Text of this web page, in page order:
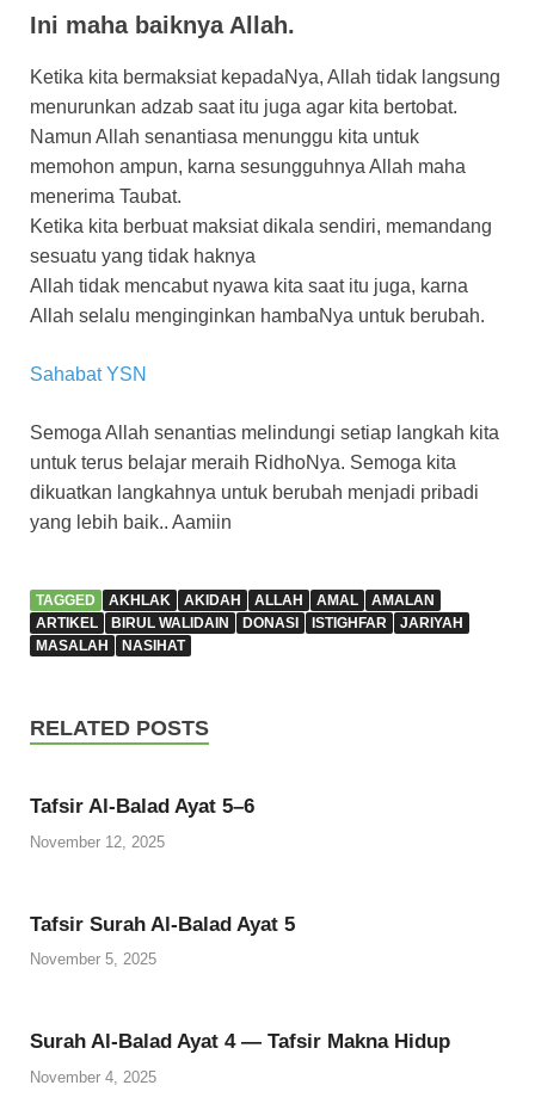
Ini maha baiknya Allah.
Ketika kita bermaksiat kepadaNya, Allah tidak langsung
menurunkan adzab saat itu juga agar kita bertobat.
Namun Allah senantiasa menunggu kita untuk
memohon ampun, karna sesungguhnya Allah maha
menerima Taubat.
Ketika kita berbuat maksiat dikala sendiri, memandang
sesuatu yang tidak haknya
Allah tidak mencabut nyawa kita saat itu juga, karna
Allah selalu menginginkan hambaNya untuk berubah.
Sahabat YSN
Semoga Allah senantias melindungi setiap langkah kita
untuk terus belajar meraih RidhoNya. Semoga kita
dikuatkan langkahnya untuk berubah menjadi pribadi
yang lebih baik.. Aamiin
TAGGED AKHLAK AKIDAH ALLAH AMAL
AMALAN
ARTIKEL
BIRUL WALIDAIN DONASI ISTIGHFAR
JARIYAH
MASALAH
NASIHAT
RELATED POSTS
Tafsir Al-Balad Ayat 5–6
November 12, 2025
Tafsir Surah Al-Balad Ayat 5
November 5, 2025
Surah Al-Balad Ayat 4 — Tafsir Makna Hidup
November 4, 2025